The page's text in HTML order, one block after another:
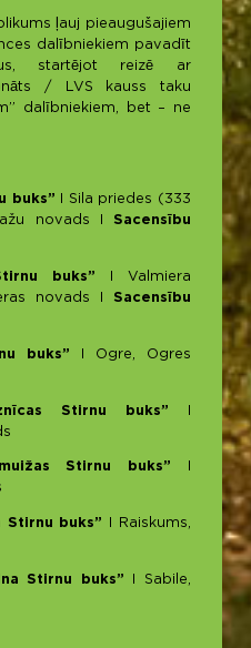
ļauj pieaugušajiem
dalībniekiem pavadīt
startējot reizē ar
/ LVS kauss taku
dalībniekiem, bet – ne
buks” I Sila priedes (333
novads I
Sacensību
buks” I Valmiera
novads I
Sacensību
buks” I Ogre, Ogres
Stirnu buks”
Stirnu buks”
Stirnu buks”
I Raiskums,
Stirnu buks”
I Sabile,